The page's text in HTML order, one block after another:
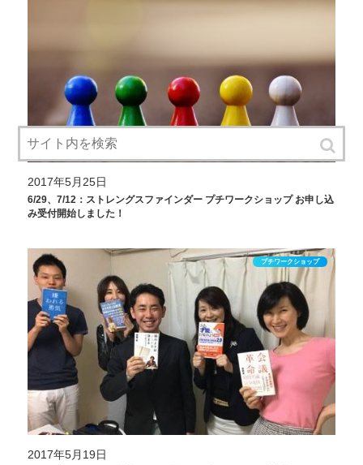
2017年5月25日
6/29、7/12：ストレングスファインダー プチワークショップ お申し込
み受付開始しました！
プチワークショップ
2017年5月19日